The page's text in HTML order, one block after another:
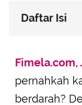
Daftar Isi
Hidrasi
Istirahat
Perawatan
Fimela.com,
pernahkah
berdarah?